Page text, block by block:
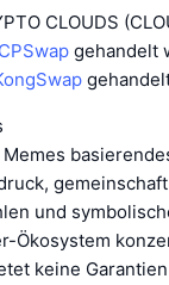
CLOUDS
gehandelt
und
Ökosystem
keine